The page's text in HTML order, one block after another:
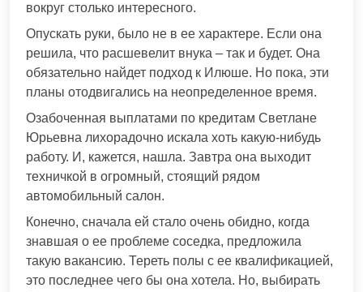
вокруг столько интересного.
Опускать руки, было не в ее характере. Если она
решила, что расшевелит внука – так и будет. Она
обязательно найдет подход к Илюше. Но пока, эти
планы отодвигались на неопределенное время.
Озабоченная выплатами по кредитам Светлане
Юрьевна лихорадочно искала хоть какую-нибудь
работу. И, кажется, нашла. Завтра она выходит
техничкой в огромный, стоящий рядом
автомобильный салон.
Конечно, сначала ей стало очень обидно, когда
знавшая о ее проблеме соседка, предложила
такую вакансию. Тереть полы с ее квалификацией,
это последнее чего бы она хотела. Но, выбирать